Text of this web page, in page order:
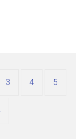
3 4 5